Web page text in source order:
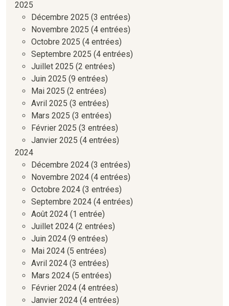
2025
Décembre 2025 (3 entrées)
Novembre 2025 (4 entrées)
Octobre 2025 (4 entrées)
Septembre 2025 (4 entrées)
Juillet 2025 (2 entrées)
Juin 2025 (9 entrées)
Mai 2025 (2 entrées)
Avril 2025 (3 entrées)
Mars 2025 (3 entrées)
Février 2025 (3 entrées)
Janvier 2025 (4 entrées)
2024
Décembre 2024 (3 entrées)
Novembre 2024 (4 entrées)
Octobre 2024 (3 entrées)
Septembre 2024 (4 entrées)
Août 2024 (1 entrée)
Juillet 2024 (2 entrées)
Juin 2024 (9 entrées)
Mai 2024 (5 entrées)
Avril 2024 (3 entrées)
Mars 2024 (5 entrées)
Février 2024 (4 entrées)
Janvier 2024 (4 entrées)